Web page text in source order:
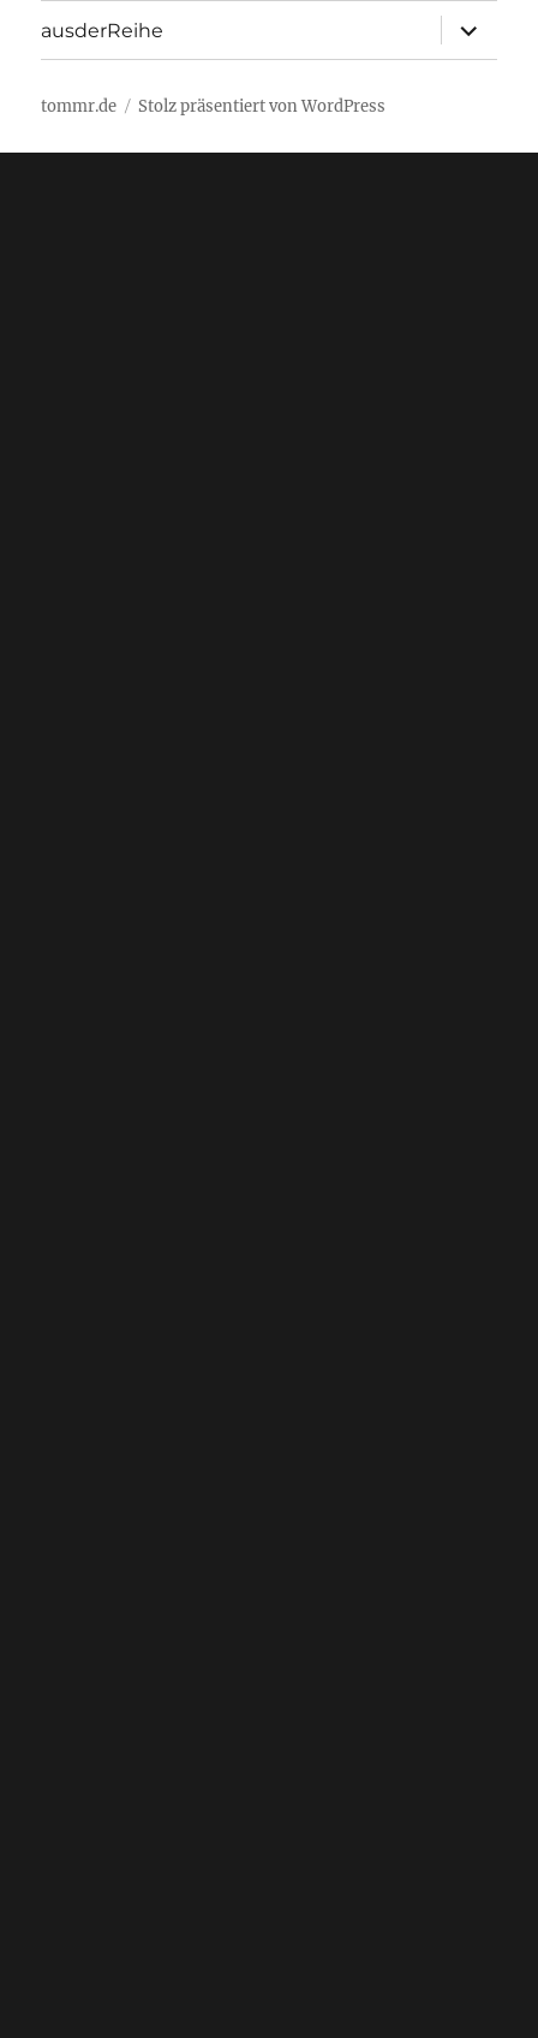
ausderReihe
öffnen
tommr.de Stolz präsentiert von WordPress